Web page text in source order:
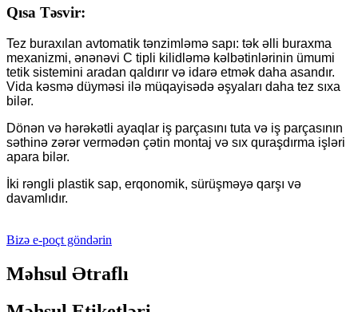
Qısa Təsvir:
Tez buraxılan avtomatik tənzimləmə sapı: tək əlli buraxma
mexanizmi, ənənəvi C tipli kilidləmə kəlbətinlərinin ümumi
tetik sistemini aradan qaldırır və idarə etmək daha asandır.
Vida kəsmə düyməsi ilə müqayisədə əşyaları daha tez sıxa
bilər.
Dönən və hərəkətli ayaqlar iş parçasını tuta və iş parçasının
səthinə zərər vermədən çətin montaj və sıx quraşdırma işləri
apara bilər.
İki rəngli plastik sap, erqonomik, sürüşməyə qarşı və
davamlıdır.
Bizə e-poçt göndərin
Məhsul Ətraflı